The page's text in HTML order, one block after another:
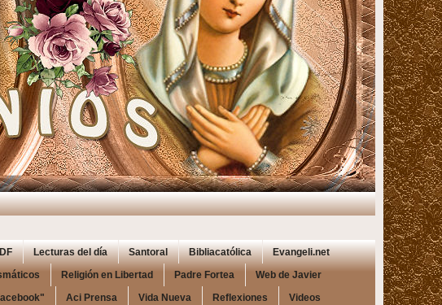
Lecturas del día Santoral Bibliacatólica Evangeli.net
Religión en Libertad Padre Fortea Web de Javier
Aci Prensa Vida Nueva Reflexiones Videos